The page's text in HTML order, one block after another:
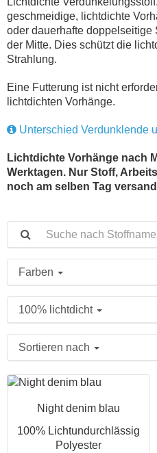
geschmeidige, lichtdichte
oder dauerhafte doppelseitige
der Mitte. Dies schützt die
Strahlung.
Eine Futterung ist nicht
lichtdichten Vorhänge.
Unterschied Verdunklende
Lichtdichte Vorhänge nach
Werktagen. Nur Stoff,
noch am selben Tag
Farben
100% lichtdicht
Sortieren nach
Night denim blau
100% Lichtundurchlässig
Polyester